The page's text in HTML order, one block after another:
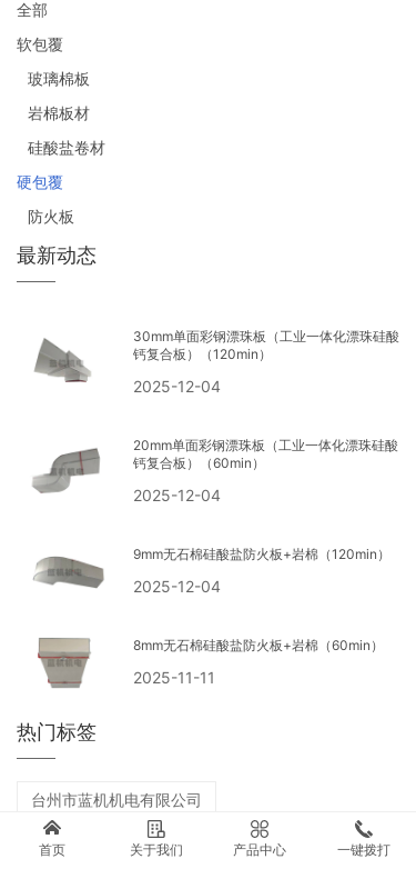
全部
软包覆
玻璃棉板
岩棉板材
硅酸盐卷材
硬包覆
防火板
最新动态
30mm单面彩钢漂珠板（工业一体化漂珠硅酸
钙复合板）（120min）
2025-12-04
20mm单面彩钢漂珠板（工业一体化漂珠硅酸
钙复合板）（60min）
2025-12-04
9mm无石棉硅酸盐防火板+岩棉（120min）
2025-12-04
8mm无石棉硅酸盐防火板+岩棉（60min）
2025-11-11
热门标签
台州市蓝机机电有限公司
首页 关于我们 产品中心 一键拨打